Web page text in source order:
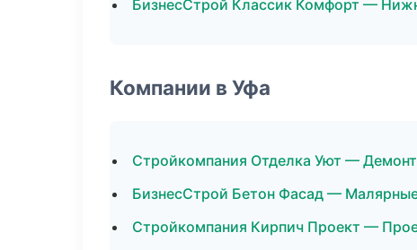
БизнесСтрой Классик Комфорт —
Компании в Уфа
Стройкомпания Отделка Уют —
БизнесСтрой Бетон Фасад —
Стройкомпания Кирпич Проект —